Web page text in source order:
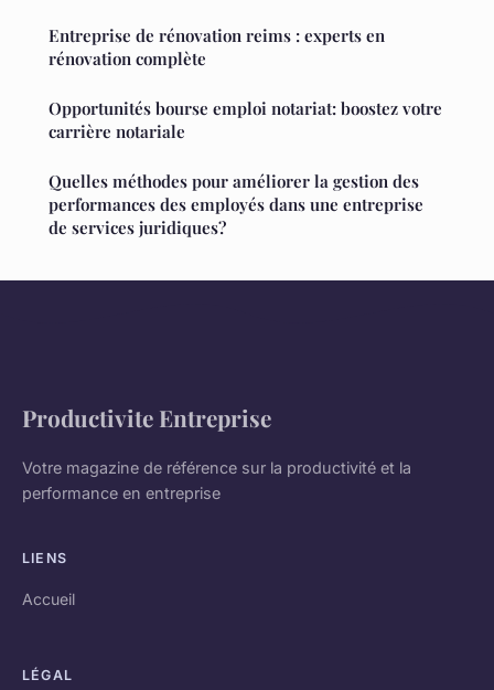
Entreprise de rénovation reims : experts en
rénovation complète
Opportunités bourse emploi notariat: boostez votre
carrière notariale
Quelles méthodes pour améliorer la gestion des
performances des employés dans une entreprise
de services juridiques?
Productivite Entreprise
Votre magazine de référence sur la productivité et la
performance en entreprise
LIENS
Accueil
LÉGAL